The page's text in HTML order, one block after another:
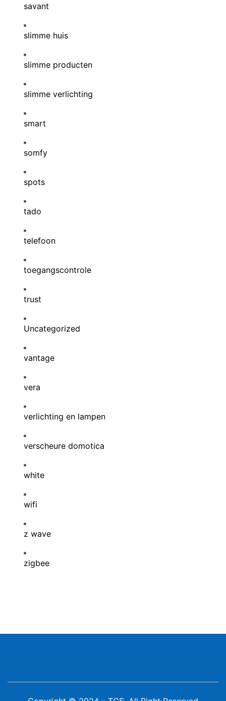
savant
slimme huis
slimme producten
slimme verlichting
smart
somfy
spots
tado
telefoon
toegangscontrole
trust
Uncategorized
vantage
vera
verlichting en lampen
verscheure domotica
white
wifi
z wave
zigbee